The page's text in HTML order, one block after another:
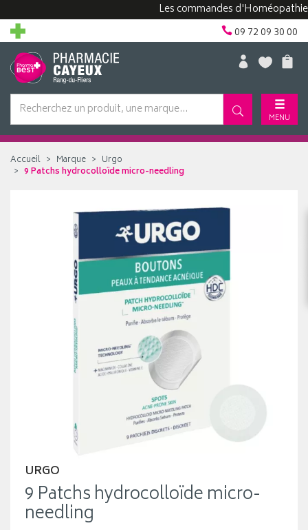
Les commandes d'Homéopathie
09 72 09 30 00
MENU
Accueil Marque
Urgo
9 Patchs hydrocolloïde micro-needling
URGO
9 Patchs hydrocolloïde micro-
needling